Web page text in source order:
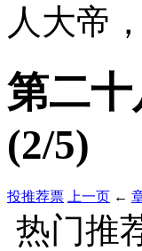
人大帝
第二
(2/5)
投推荐票 上一页 ←
热门推